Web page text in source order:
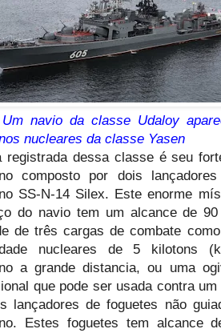
Um navio da classe Udaloy
nucleares da classe Yasen
registrada dessa classe é seu
composto por dois
SS-N-14 Silex. Este enorme
do navio tem um alcance de
de três cargas de combate
nucleares de 5 kilotons
a grande distancia, ou uma
que pode ser usada contra
lançadores de foguetes não
Estes foguetes tem alcance